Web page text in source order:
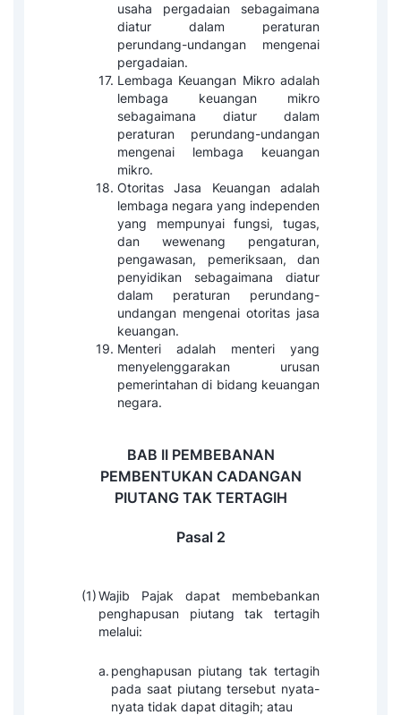
usaha pergadaian sebagaimana
diatur dalam peraturan
perundang-undangan mengenai
pergadaian.
Lembaga Keuangan Mikro adalah
lembaga keuangan mikro
sebagaimana diatur dalam
peraturan perundang-undangan
mengenai lembaga keuangan
mikro.
Otoritas Jasa Keuangan adalah
lembaga negara yang independen
yang mempunyai fungsi, tugas,
dan wewenang pengaturan,
pengawasan, pemeriksaan, dan
penyidikan sebagaimana diatur
dalam peraturan perundang-
undangan mengenai otoritas jasa
keuangan.
Menteri adalah menteri yang
menyelenggarakan urusan
pemerintahan di bidang keuangan
negara.
BAB II PEMBEBANAN
PEMBENTUKAN CADANGAN
PIUTANG TAK TERTAGIH
Pasal 2
(1)Wajib Pajak dapat membebankan
penghapusan piutang tak tertagih
melalui:
a. penghapusan piutang tak tertagih
pada saat piutang tersebut nyata-
nyata tidak dapat ditagih; atau